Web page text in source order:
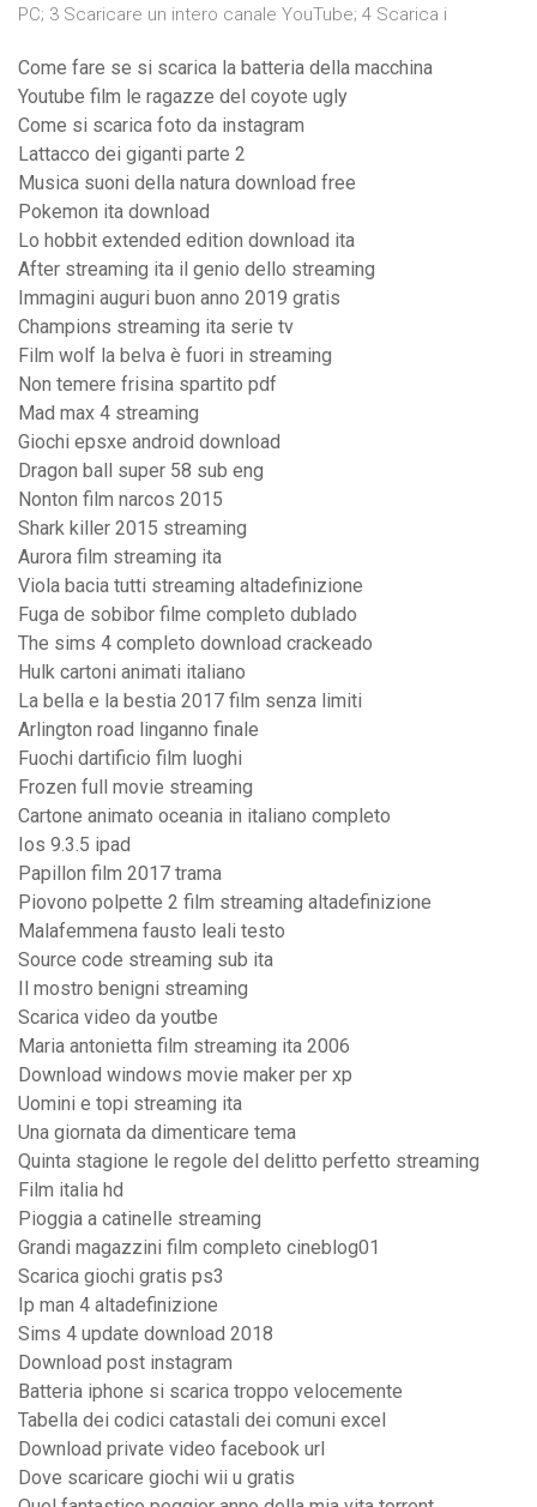
PC; 3 Scaricare un intero canale YouTube; 4 Scarica i
Come fare se si scarica la batteria della macchina
Youtube film le ragazze del coyote ugly
Come si scarica foto da instagram
Lattacco dei giganti parte 2
Musica suoni della natura download free
Pokemon ita download
Lo hobbit extended edition download ita
After streaming ita il genio dello streaming
Immagini auguri buon anno 2019 gratis
Champions streaming ita serie tv
Film wolf la belva è fuori in streaming
Non temere frisina spartito pdf
Mad max 4 streaming
Giochi epsxe android download
Dragon ball super 58 sub eng
Nonton film narcos 2015
Shark killer 2015 streaming
Aurora film streaming ita
Viola bacia tutti streaming altadefinizione
Fuga de sobibor filme completo dublado
The sims 4 completo download crackeado
Hulk cartoni animati italiano
La bella e la bestia 2017 film senza limiti
Arlington road linganno finale
Fuochi dartificio film luoghi
Frozen full movie streaming
Cartone animato oceania in italiano completo
Ios 9.3.5 ipad
Papillon film 2017 trama
Piovono polpette 2 film streaming altadefinizione
Malafemmena fausto leali testo
Source code streaming sub ita
Il mostro benigni streaming
Scarica video da youtbe
Maria antonietta film streaming ita 2006
Download windows movie maker per xp
Uomini e topi streaming ita
Una giornata da dimenticare tema
Quinta stagione le regole del delitto perfetto streaming
Film italia hd
Pioggia a catinelle streaming
Grandi magazzini film completo cineblog01
Scarica giochi gratis ps3
Ip man 4 altadefinizione
Sims 4 update download 2018
Download post instagram
Batteria iphone si scarica troppo velocemente
Tabella dei codici catastali dei comuni excel
Download private video facebook url
Dove scaricare giochi wii u gratis